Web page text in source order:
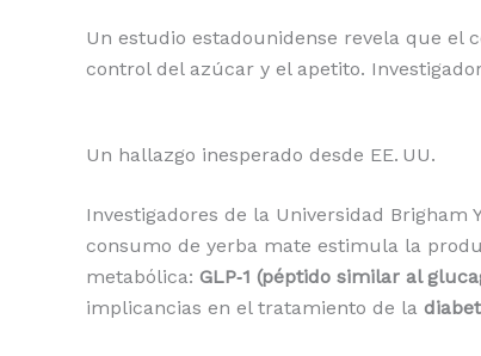
e
b
o
k
er l
s
A
p
re
st
y
Li
k
p
ar
r
Un estudio estadounidense revela que el
control del azúcar y el apetito.
Un hallazgo inesperado desde EE. UU.
Investigadores de la Universidad Brigham
consumo de yerba mate estimula la
metabólica: GLP‑1 (péptido similar al
implicancias en el tratamiento de la